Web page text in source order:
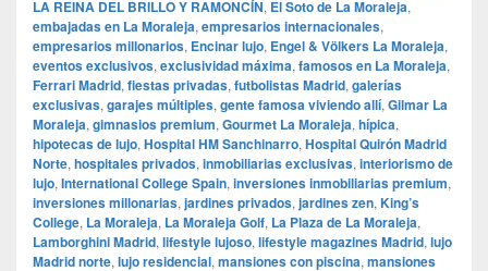
LA REINA DEL BRILLO Y RAMONCÍN, El Soto de La Moraleja,
embajadas en La Moraleja, empresarios internacionales,
empresarios millonarios, Encinar lujo, Engel & Völkers La Moraleja,
eventos exclusivos, exclusividad máxima, famosos en La Moraleja,
Ferrari Madrid, fiestas privadas, futbolistas Madrid, galerías
exclusivas, garajes múltiples, gente famosa viviendo allí, Gilmar La
Moraleja, gimnasios premium, Gourmet La Moraleja, hípica,
hipotecas de lujo, Hospital HM Sanchinarro, Hospital Quirón Madrid
Norte, hospitales privados, inmobiliarias exclusivas, interiorismo de
lujo, International College Spain, inversiones inmobiliarias premium,
inversiones millonarias, jardines privados, jardines zen, King’s
College, La Moraleja, La Moraleja Golf, La Plaza de La Moraleja,
Lamborghini Madrid, lifestyle lujoso, lifestyle magazines Madrid, lujo
Madrid norte, lujo residencial, mansiones con piscina, mansiones